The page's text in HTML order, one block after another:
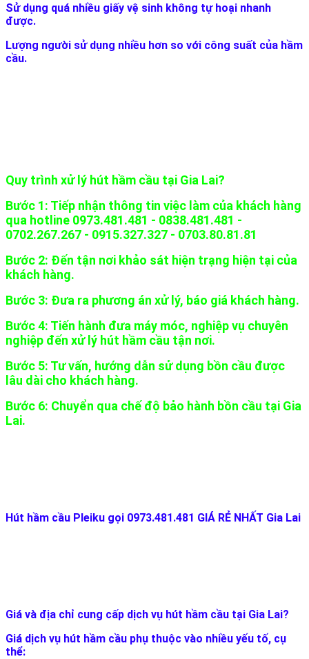
Sử dụng quá nhiều giấy vệ sinh không tự hoại nhanh
được.
Lượng người sử dụng nhiều hơn so với công suất của hầm
cầu.
Quy trình xử lý hút hầm cầu tại Gia Lai?
Bước 1: Tiếp nhận thông tin việc làm của khách hàng
qua hotline 0973.481.481 - 0838.481.481 -
0702.267.267 - 0915.327.327 - 0703.80.81.81
Bước 2: Đến tận nơi khảo sát hiện trạng hiện tại của
khách hàng.
Bước 3: Đưa ra phương án xử lý, báo giá khách hàng.
Bước 4: Tiến hành đưa máy móc, nghiệp vụ chuyên
nghiệp đến xử lý hút hầm cầu tận nơi.
Bước 5: Tư vấn, hướng dẫn sử dụng bồn cầu được
lâu dài cho khách hàng.
Bước 6: Chuyển qua chế độ bảo hành bồn cầu tại Gia
Lai.
Hút hầm cầu Pleiku gọi 0973.481.481 GIÁ RẺ NHẤT Gia Lai
Giá và địa chỉ cung cấp dịch vụ hút hầm cầu tại Gia Lai?
Giá dịch vụ hút hầm cầu phụ thuộc vào nhiều yếu tố, cụ
thể: